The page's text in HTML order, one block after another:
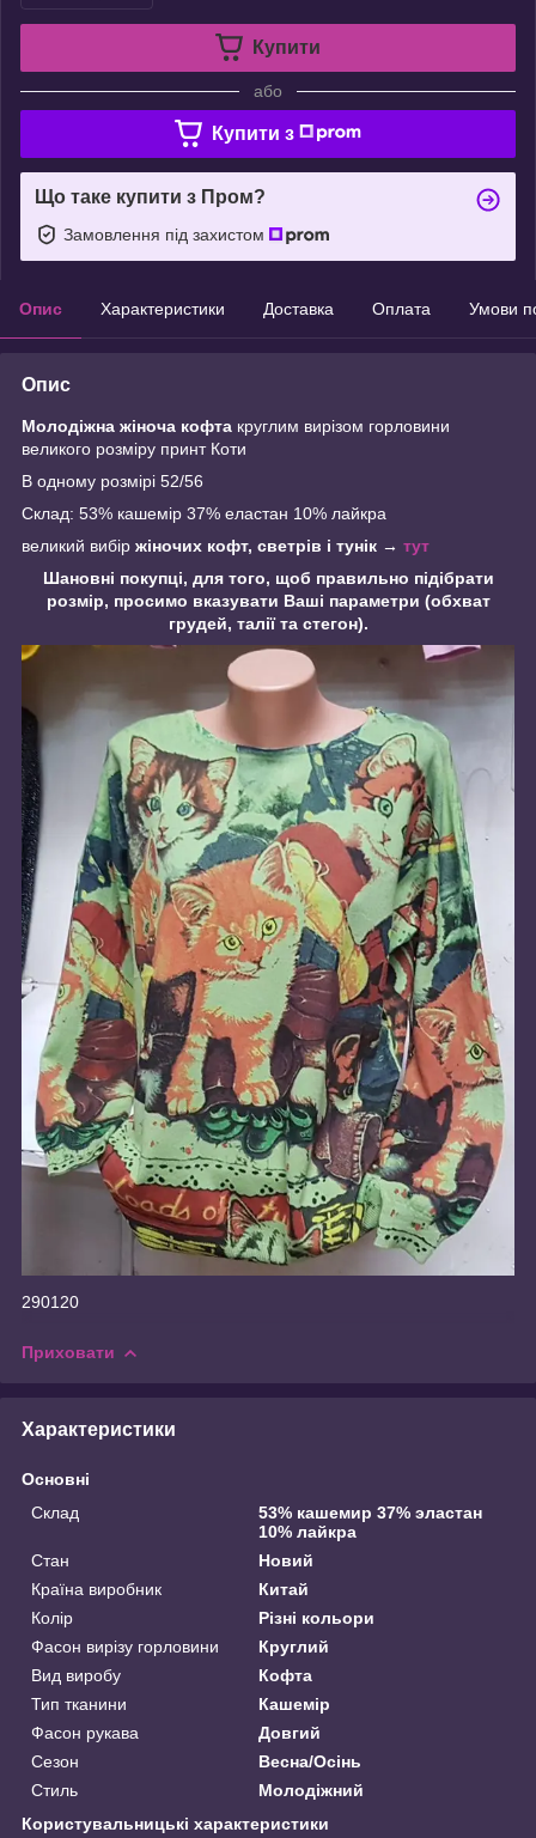
Купити
або
Купити з
Що таке купити з Пром?
Замовлення під захистом
Опис Характеристики Доставка Оплата Умови
Опис
Молодіжна жіноча кофта круглим вирізом горловини
великого розміру принт Коти
В одному розмірі 52/56
Склад: 53% кашемір 37% еластан 10% лайкра
великий вибір жіночих кофт, светрів і тунік → тут
Шановні покупці, для того, щоб правильно підібрати
розмір, просимо вказувати Ваші параметри (обхват
грудей, талії та стегон).
290120
Приховати
Характеристики
Основні
Склад
53% кашемир 37% эластан
10% лайкра
Стан
Новий
Країна виробник
Китай
Колір
Різні кольори
Фасон вирізу горловини
Круглий
Вид виробу
Кофта
Тип тканини
Кашемір
Фасон рукава
Довгий
Сезон
Весна/Осінь
Стиль
Молодіжний
Користувальницькі характеристики